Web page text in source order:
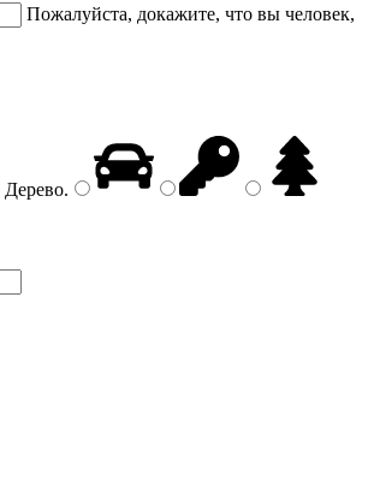
Пожалуйста, докажите, что вы человек,
Дерево.